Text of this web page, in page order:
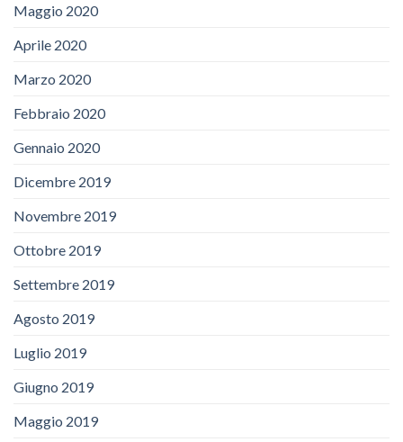
Maggio 2020
Aprile 2020
Marzo 2020
Febbraio 2020
Gennaio 2020
Dicembre 2019
Novembre 2019
Ottobre 2019
Settembre 2019
Agosto 2019
Luglio 2019
Giugno 2019
Maggio 2019